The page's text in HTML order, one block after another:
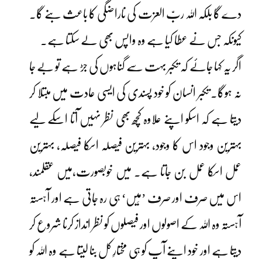
دے گا بلکہ اللہ ربّ العزت کی ناراضگی کا باعث بنے گا۔
کیونکہ جس نے عطا کیا ہے وہ واپس بھی لے سکتا ہے۔
اگر یہ کہا جائے کہ تکبر بہت سے گناہوں کی جڑ ہے تو بے جا
نہ ہوگا۔ تکبر انسان کو خود پسندی کی ایسی عادت میں مبتلا کر
دیتا ہے کہ اسکو اپنے علاوہ کچھ بھی نظر نہیں آتا اسکے لیے
بہترین وجود اس کا وجود، بہترین فیصلہ اسکا فیصلہ، بہترین
عمل اسکا عمل بن جاتا ہے۔ میں خوبصورت،میں عقلمند،
اس میں صرف اور صرف ’مَیں‘ ہی رہ جاتی ہے اور آہستہ
آہستہ وہ اللہ کے اصولوں اور فیصلوں کو نظر انداز کرنا شروع کر
دیتا ہے اور خود اپنے آپ کو ہی مختارِ کل بنا لیتا ہے وہ اللہ کو